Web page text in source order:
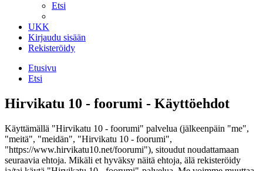
Etsi
UKK
Kirjaudu sisään
Rekisteröidy
Etusivu
Etsi
Hirvikatu 10 - foorumi - Käyttöehdot
Käyttämällä "Hirvikatu 10 - foorumi" palvelua (jälkeenpäin "me",
"meitä", "meidän", "Hirvikatu 10 - foorumi",
"https://www.hirvikatu10.net/foorumi"), sitoudut noudattamaan
seuraavia ehtoja. Mikäli et hyväksy näitä ehtoja, älä rekisteröidy